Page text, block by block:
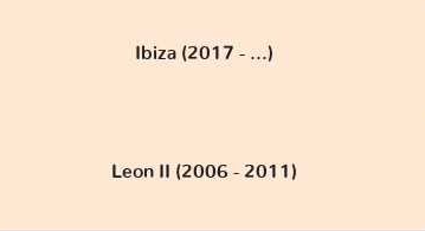
Ibiza (2017 - ...)
Leon II (2006 - 2011)